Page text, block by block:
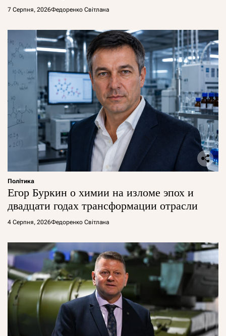
7 Серпня, 2026Федоренко Світлана
Політика
Егор Буркин о химии на изломе эпох и
двадцати годах трансформации отрасли
4 Серпня, 2026Федоренко Світлана